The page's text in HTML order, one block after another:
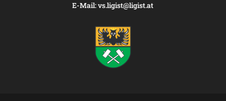
E-Mail:vs.ligist@ligist.at